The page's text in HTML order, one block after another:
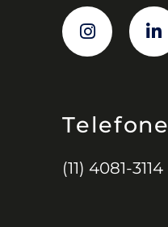
Telefone
(11) 4081-3114